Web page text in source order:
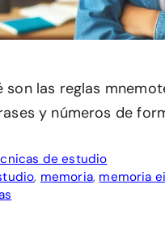
son las reglas
y números de
de estudio
, memoria, memoria